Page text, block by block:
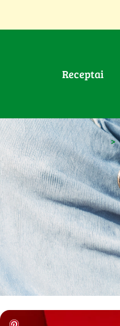
Receptai
>